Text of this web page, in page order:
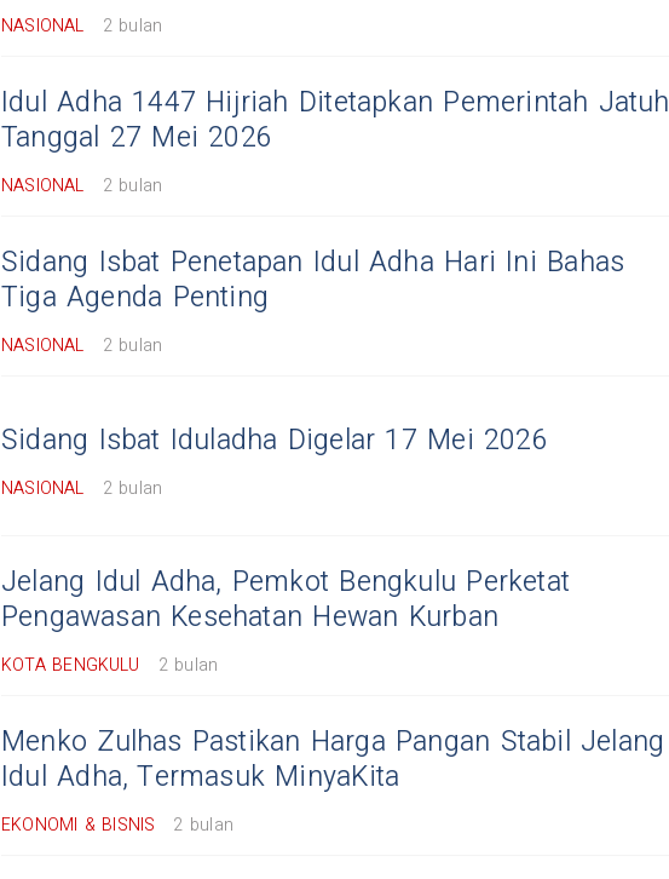
NASIONAL 2 bulan
Idul Adha 1447 Hijriah Ditetapkan Pemerintah Jatuh
Tanggal 27 Mei 2026
NASIONAL 2 bulan
Sidang Isbat Penetapan Idul Adha Hari Ini Bahas
Tiga Agenda Penting
NASIONAL 2 bulan
Sidang Isbat Iduladha Digelar 17 Mei 2026
NASIONAL 2 bulan
Jelang Idul Adha, Pemkot Bengkulu Perketat
Pengawasan Kesehatan Hewan Kurban
KOTA BENGKULU 2 bulan
Menko Zulhas Pastikan Harga Pangan Stabil Jelang
Idul Adha, Termasuk MinyaKita
EKONOMI & BISNIS 2 bulan